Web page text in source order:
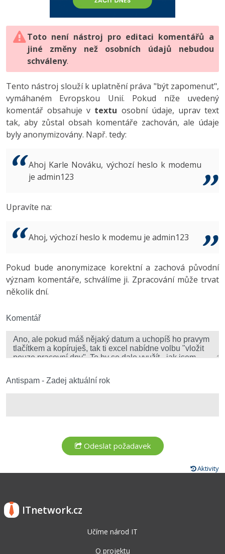
HTML5, CSS3, Bootstrap, SEO
SQL a databáze
Testování a verzování
UML a návrhové vzory
React
Spring
ASP.NET MVC
Best practices
PHP
JavaScript
Python
HTML / CSS
UML a návrhové vzory
MySQL/MariaDB
MS-SQL
Vývojář mobilních aplikací
C# Game developer
Tester
Systémový administrátor
3D grafik
Copywriter
WordPress specialista
-80%
JavaScript -80%
PHP -80%
Swift -80%
Kotlin -80%
VB.NET
Algoritmy -41%
Umělá inteligence (AI) -10%
Fórum
Digitální gramotnost
Marketing
WordPress
SEO
UX
Business
Copywriting
Windows
Kybernetická bezpečnost
-80%
Adobe Illustrator -80%
Adobe Lightroom
Adobe XD
Adobe InDesign -25%
Adobe After Effects
Inkscape
Fórum
Toto není nástroj pro editaci komentářů a
jiné změny než osobních údajů nebudou
schváleny.
Tento nástroj slouží k uplatnění práva "být zapomenut",
vymáhaném Evropskou Unií. Pokud níže uvedený
komentář obsahuje v textu osobní údaje, uprav text
tak, aby zůstal obsah komentáře zachován, ale údaje
byly anonymizovány. Např. tedy:
Ahoj Karle Nováku, výchozí heslo k modemu
je admin123
Upravíte na:
Ahoj, výchozí heslo k modemu je admin123
Pokud bude anonymizace korektní a zachová původní
význam komentáře, schválíme ji. Zpracování může trvat
několik dní.
Komentář
Antispam - Zadej aktuální rok
Aktivity
ITnetwork.cz
Učíme národ IT
O projektu